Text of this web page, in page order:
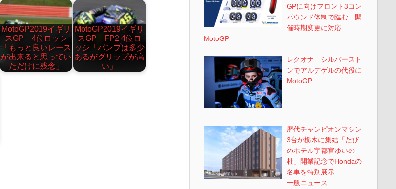
MotoGP2019イギリ
スGP 4位ロッシ
「もっと良いレース
が出来ると思ってい
ただけに残念」
MotoGP2019イギリ
スGP FP2 4位ロ
ッシ「バンプは多少
あるがグリップが高
い」
GPに向けフロント3コン
パウンド体制で臨む 開
催時期変更に対応
MotoGP
レクオナ シルバースト
ンでアルデゲルの代役に
MotoGP
歴代チャンピオンマシン
3台が栃木に集結「たび
のホテル宇都宮ゆいの
杜」開業記念でHondaの
名車を特別展示
一般ニュース